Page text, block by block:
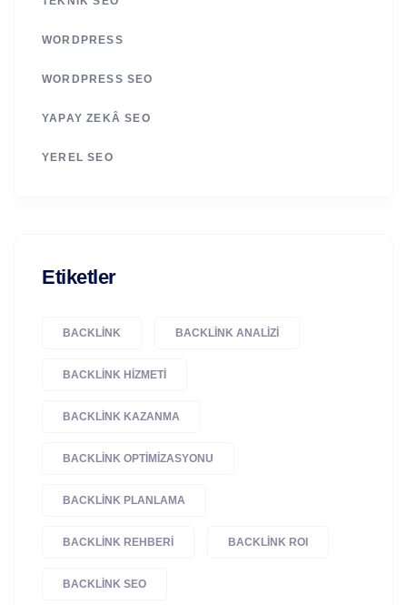
WORDPRESS
WORDPRESS SEO
YAPAY ZEKÂ SEO
YEREL SEO
Etiketler
BACKLINK BACKLINK ANALIZI
BACKLINK HIZMETI
BACKLINK KAZANMA
BACKLINK OPTIMIZASYONU
BACKLINK PLANLAMA
BACKLINK REHBERI BACKLINK ROI
BACKLINK SEO